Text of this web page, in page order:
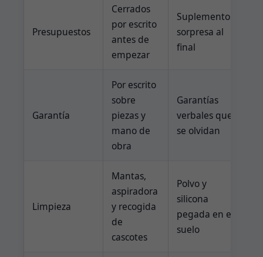
Presupuestos
Cerrados
por escrito
antes de
empezar
Suplementos
sorpresa al
final
Garantía
Por escrito
sobre
piezas y
mano de
obra
Garantías
verbales que
se olvidan
Limpieza
Mantas,
aspiradora
y recogida
de
cascotes
Polvo y
silicona
pegada en el
suelo